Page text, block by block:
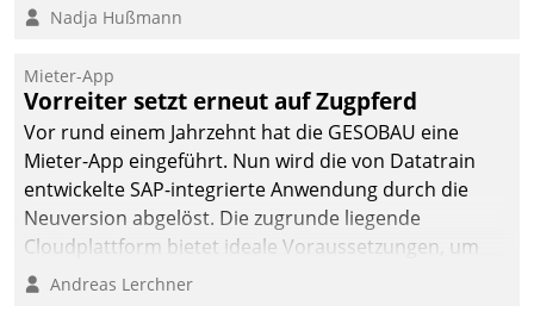
Nadja Hußmann
Mieter-App
Vorreiter setzt erneut auf Zugpferd
Vor rund einem Jahrzehnt hat die GESOBAU eine
Mieter-App eingeführt. Nun wird die von Datatrain
entwickelte SAP-integrierte Anwendung durch die
Neuversion abgelöst. Die zugrunde liegende
Cloudplattform bietet ideale Voraussetzungen, um
die Funktionalität der App zu erweitern und weitere
Andreas Lerchner